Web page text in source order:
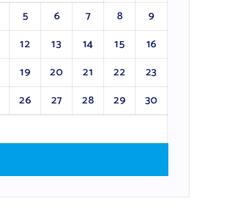
5 6 7 8
9
12 13 14 15
16
19 20 21 22
23
26 27 28 29
30